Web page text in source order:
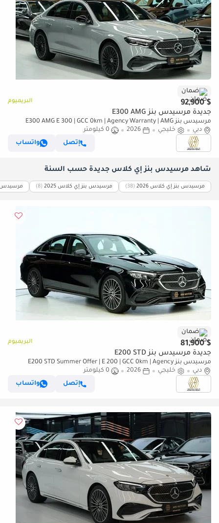
ضمان
$ 92,900 البريميوم
جديدة مرسيدس بنز E300 AMG
مرسيدس بنز E300 AMG E 300 | GCC 0km | Agency Warranty | AMG
Package
دبي خليجي 2026
0 كيلومتر
إتصل
واتساب
شاهد مرسيدس بنز إي كلاس جديدة حسب السنة
مرسيدس بنز إي كلاس 2026 (38) مرسيدس بنز إي كلاس 2025 (8) مرسيدس
ضمان
$ 81,900 البريميوم
جديدة مرسيدس بنز E200 STD
مرسيدس بنز E200 STD Summer Offer | E 200 | GCC 0km | Agency
Warranty | AMG Sports Package
دبي خليجي 2026
0 كيلومتر
إتصل
واتساب